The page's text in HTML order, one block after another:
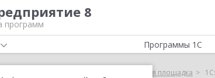
8
программ
Программы 1С
1С:Бизнес-сеть. Торговая площадка